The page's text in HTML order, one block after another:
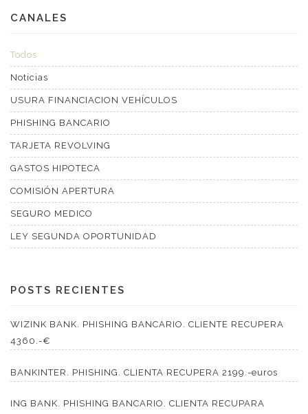
CANALES
Todos
Noticias
USURA FINANCIACION VEHÍCULOS
PHISHING BANCARIO
TARJETA REVOLVING
GASTOS HIPOTECA
COMISIÓN APERTURA
SEGURO MEDICO
LEY SEGUNDA OPORTUNIDAD
POSTS RECIENTES
WIZINK BANK. PHISHING BANCARIO. CLIENTE RECUPERA
4360.-€
BANKINTER. PHISHING. CLIENTA RECUPERA 2199.-euros
ING BANK. PHISHING BANCARIO. CLIENTA RECUPARA